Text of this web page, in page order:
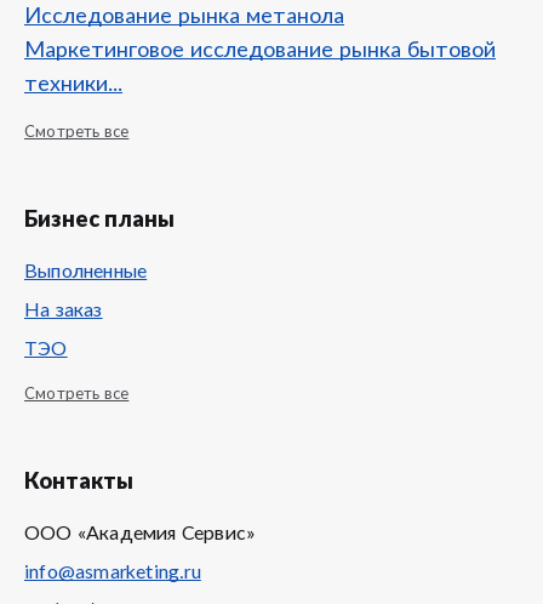
Исследование рынка метанола
Маркетинговое исследование рынка бытовой
техники...
Смотреть все
Бизнес планы
Выполненные
На заказ
ТЭО
Смотреть все
Контакты
ООО «Академия Сервис»
info@asmarketing.ru